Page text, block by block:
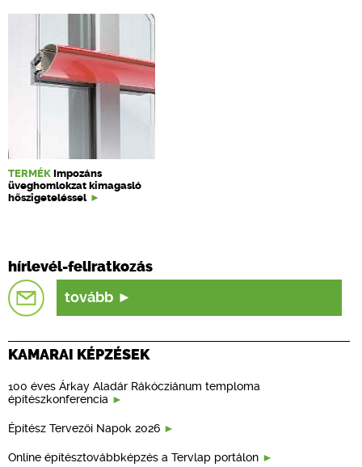
TERMÉK Impozáns
üveghomlokzat kimagasló
hőszigeteléssel
hírlevél-feliratkozás
tovább
KAMARAI KÉPZÉSEK
100 éves Árkay Aladár Rákócziánum temploma
építészkonferencia
Építész Tervezői Napok 2026
Online építésztovábbképzés a Tervlap portálon